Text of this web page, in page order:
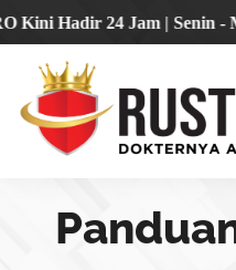
Hadir 24 Jam | Senin -